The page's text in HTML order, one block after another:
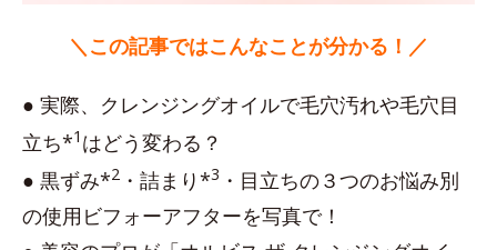
＼この記事ではこんなことが分かる！／
● 実際、クレンジングオイルで毛穴汚れや毛穴目
立ち*1 はどう変わる？
● 黒ずみ*2 ・詰まり*3 ・目立ちの３つのお悩み別
の使用ビフォーアフターを写真で！